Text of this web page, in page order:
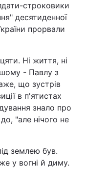
строковики
десятиденної
прорвали
Ні життя, ні
- Павлу з
що зустрів
в п'ятистах
знало про
"але нічого не
землею був.
у вогні й диму.